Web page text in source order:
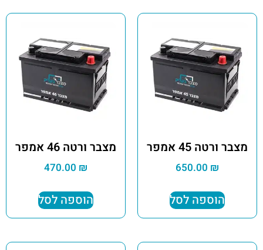
מצבר ורטה 45 אמפר
650.00 ₪
הוספה לסל
מצבר ורטה 46 אמפר
470.00 ₪
הוספה לסל